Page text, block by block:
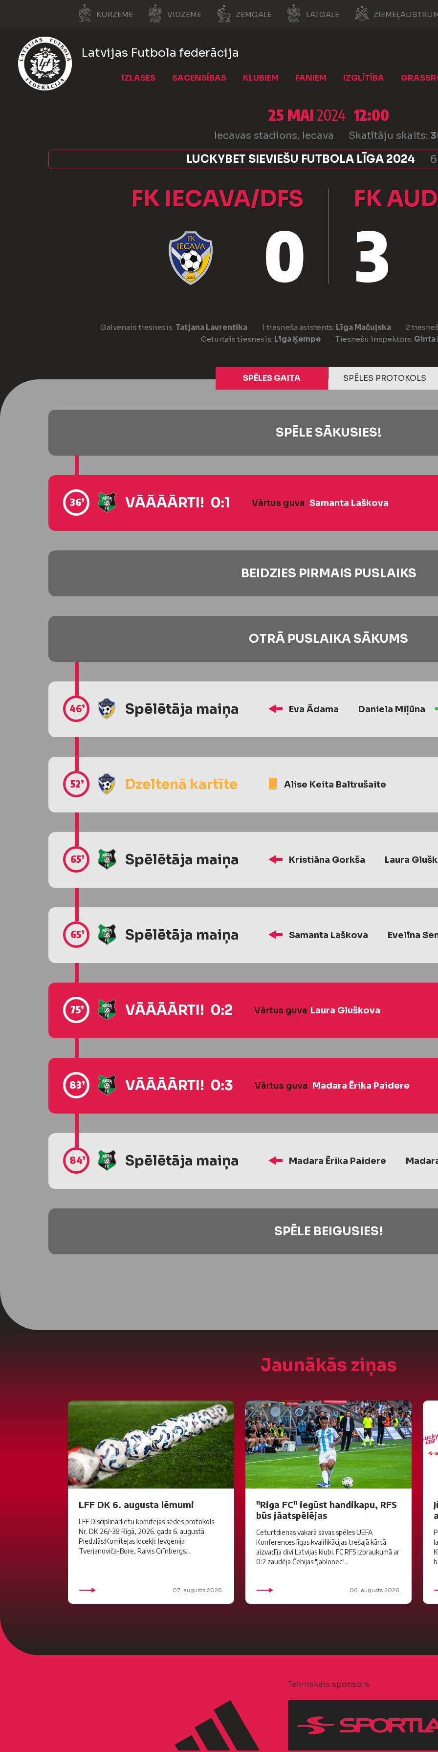
KURZEME VIDZEME ZEMGALE LATGALE
Latvijas Futbola federācija
IZLASES SACENSĪBAS KLUBIEM FANIEM IZGLĪTĪBA
25 MAI2024 12:00
Iecavas stadions, Iecava Skatītāju skaits:
LUCKYBET SIEVIEŠU FUTBOLA LĪGA 2024
FK IECAVA/DFS FK
0 3
Galvenais tiesnesis: Tatjana Lavrentika 1 tiesneša asistents: Līga Mačuļska
2
Ceturtais tiesnesis: Līga Ķempe Tiesnešu inspektors: Ginta
SPĒLES GAITA SPĒLES PROTOKOLS
SPĒLE SĀKUSIES!
36’ VĀĀĀĀRTI! 0:1 Vārtus guva Samanta Laškova
BEIDZIES PIRMAIS PUSLAIKS
OTRĀ PUSLAIKA SĀKUMS
46’ Spēlētāja maiņa Eva Ādama Daniela Miļūna
52’ Dzeltenā kartīte Alise Keita Baltrušaite
65’ Spēlētāja maiņa Kristiāna Gorkša Laura
65’ Spēlētāja maiņa Samanta Laškova Evelīna
75’ VĀĀĀĀRTI! 0:2 Vārtus guva Laura Gluškova
83’ VĀĀĀĀRTI! 0:3 Vārtus guva Madara Ērika Paidere
84’ Spēlētāja maiņa Madara Ērika Paidere
SPĒLE BEIGUSIES!
Jaunākās ziņas
LFF DK 6. augusta lēmumi
LFF Disciplinārlietu komitejas sēdes protokols
Nr. DK 26/-38 Rīgā, 2026. gada 6. augustā.
Piedalās:Komitejas locekļi: Jevgenija
Tverjanoviča-Bore, Raivis Grīnbergs...
07. augusts 2026.
"Riga FC" iegūst handikapu, RFS
būs jāatspēlējas
Ceturtdienas vakarā savas spēles UEFA
Konferences līgas kvalifikācijas trešajā kārtā
aizvadīja divi Latvijas klubi. FC RFS izbraukumā ar
0:2 zaudēja Čehijas "Jablonec"...
06. augusts 2026.
Tehniskais sponsors